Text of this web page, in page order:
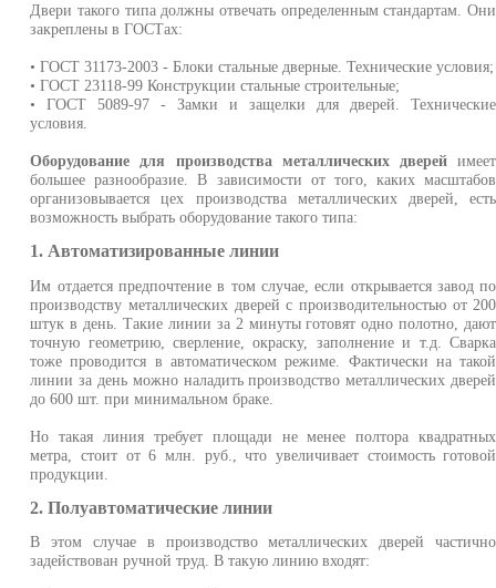
Двери такого типа должны отвечать определенным стандартам. Они
закреплены в ГОСТах:
• ГОСТ 31173-2003 - Блоки стальные дверные. Технические условия;
• ГОСТ 23118-99 Конструкции стальные строительные;
• ГОСТ 5089-97 - Замки и защелки для дверей. Технические
условия.
Оборудование для производства металлических дверей имеет
большее разнообразие. В зависимости от того, каких масштабов
организовывается цех производства металлических дверей, есть
возможность выбрать оборудование такого типа:
1. Автоматизированные линии
Им отдается предпочтение в том случае, если открывается завод по
производству металлических дверей с производительностью от 200
штук в день. Такие линии за 2 минуты готовят одно полотно, дают
точную геометрию, сверление, окраску, заполнение и т.д. Сварка
тоже проводится в автоматическом режиме. Фактически на такой
линии за день можно наладить производство металлических дверей
до 600 шт. при минимальном браке.
Но такая линия требует площади не менее полтора квадратных
метра, стоит от 6 млн. руб., что увеличивает стоимость готовой
продукции.
2. Полуавтоматические линии
В этом случае в производство металлических дверей частично
задействован ручной труд. В такую линию входят: